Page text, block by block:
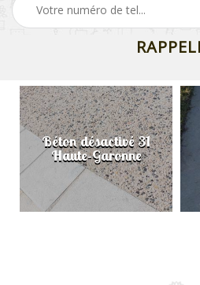
Béton désactivé 31
Haute-Garonne